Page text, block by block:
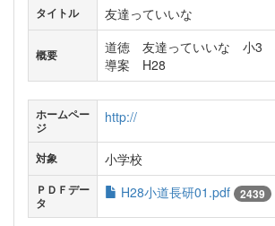
タイトル 友達っていいな
概要
道徳 友達っていいな 小3
導案 H28
ホームペー
ジ
http://
対象 小学校
ＰＤＦデー
タ
H28小道長研01.pdf 2439